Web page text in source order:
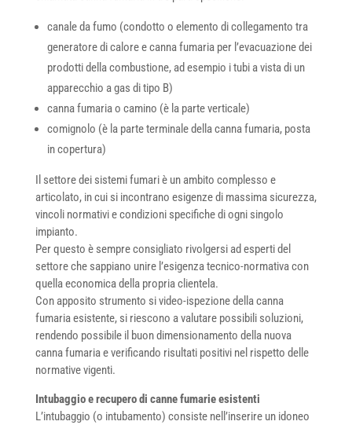
canale da fumo (condotto o elemento di collegamento tra
generatore di calore e canna fumaria per l’evacuazione dei
prodotti della combustione, ad esempio i tubi a vista di un
apparecchio a gas di tipo B)
canna fumaria o camino (è la parte verticale)
comignolo (è la parte terminale della canna fumaria, posta
in copertura)
Il settore dei sistemi fumari è un ambito complesso e
articolato, in cui si incontrano esigenze di massima sicurezza,
vincoli normativi e condizioni specifiche di ogni singolo
impianto.
Per questo è sempre consigliato rivolgersi ad esperti del
settore che sappiano unire l’esigenza tecnico-normativa con
quella economica della propria clientela.
Con apposito strumento si video-ispezione della canna
fumaria esistente, si riescono a valutare possibili soluzioni,
rendendo possibile il buon dimensionamento della nuova
canna fumaria e verificando risultati positivi nel rispetto delle
normative vigenti.
Intubaggio e recupero di canne fumarie esistenti
L’intubaggio (o intubamento) consiste nell’inserire un idoneo